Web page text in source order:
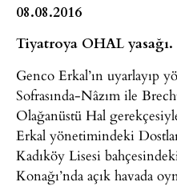
08.08.2016
Tiyatroya OHAL yasağı.
Genco Erkal’ın uyarlayıp
Sofrasında-Nâzım ile
Olağanüstü Hal
Erkal yönetimindeki
Kadıköy Lisesi
Konağı’nda açık havada